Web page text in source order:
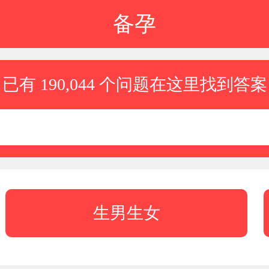
备孕
已有 190,044 个问题在这里找到答案
生男生女